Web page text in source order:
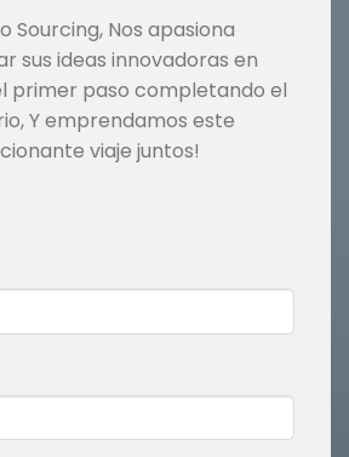
Sourcing, Nos apasiona
sus ideas innovadoras en
primer paso completando el
Y emprendamos este
viaje juntos!